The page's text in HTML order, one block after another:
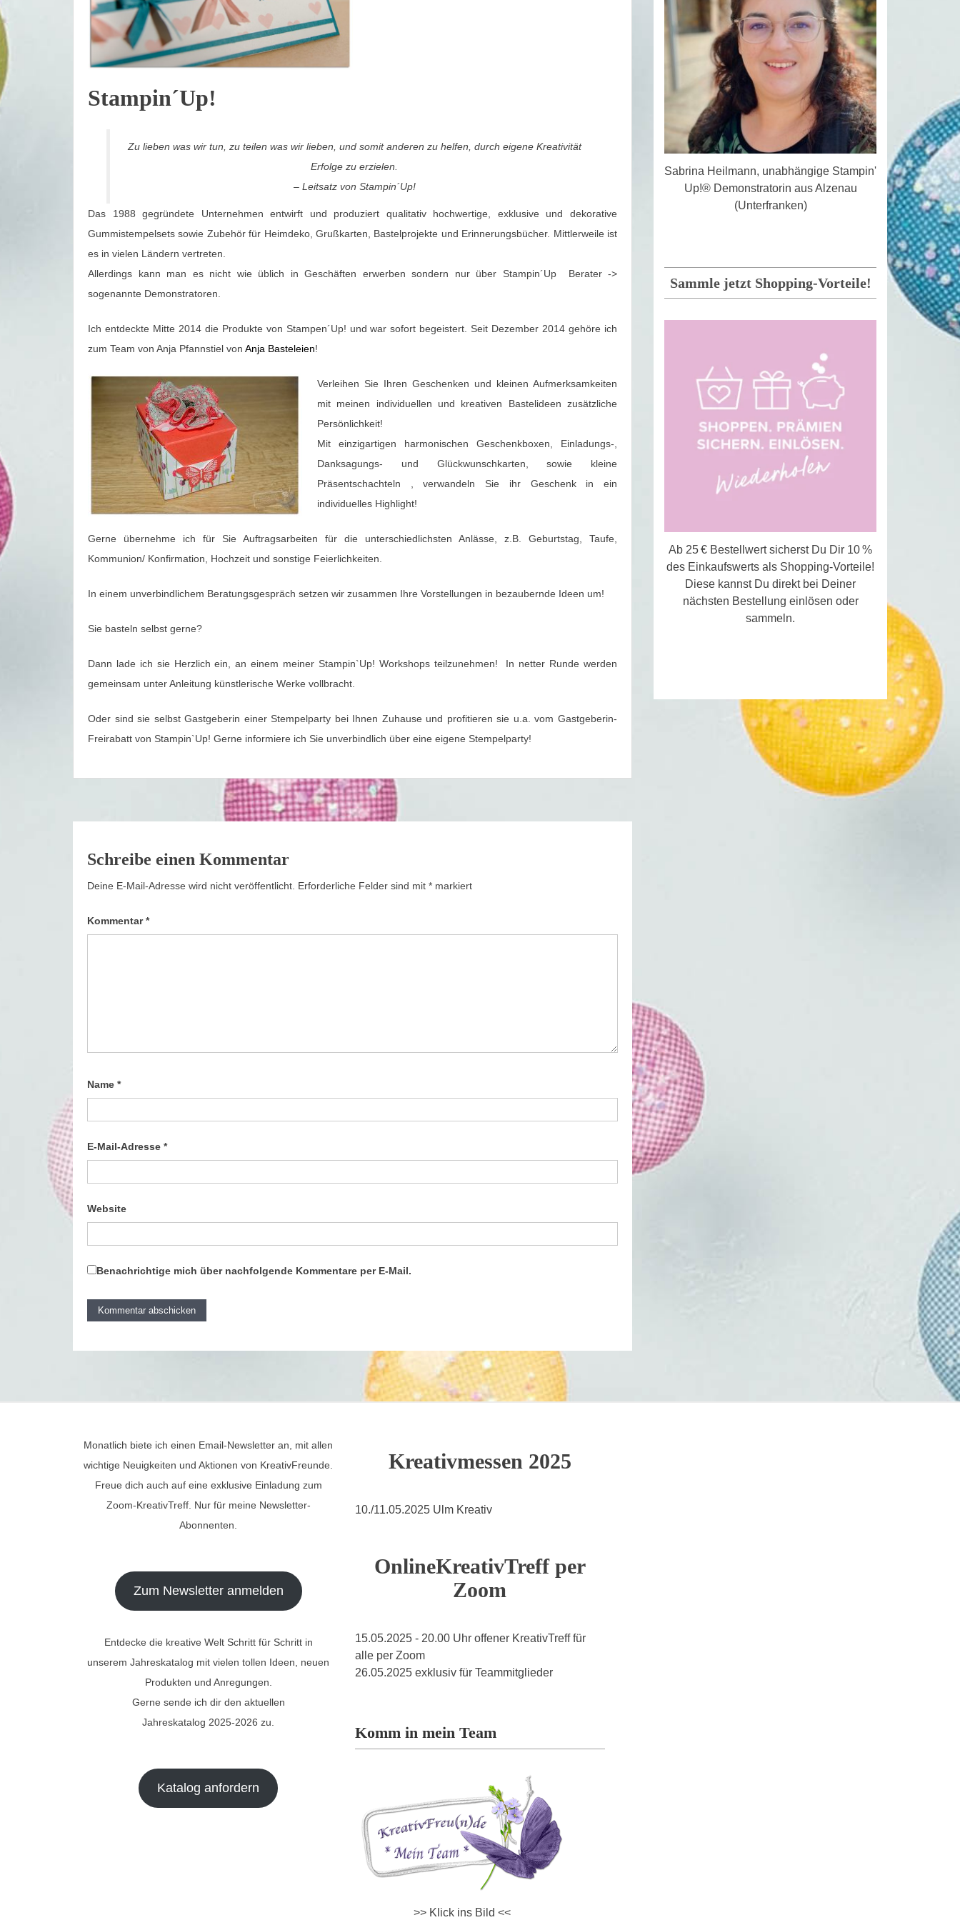
Stampin´Up!
Zu lieben was wir tun, zu teilen was wir lieben, und somit anderen zu helfen, durch eigene Kreativität
Erfolge zu erzielen.
– Leitsatz von Stampin´Up!
Das 1988 gegründete Unternehmen entwirft und produziert qualitativ hochwertige, exklusive und dekorative
Gummistempelsets sowie Zubehör für Heimdeko, Grußkarten, Bastelprojekte und Erinnerungsbücher. Mittlerweile ist
es in vielen Ländern vertreten.
Allerdings kann man es nicht wie üblich in Geschäften erwerben sondern nur über Stampin´Up Berater ->
sogenannte Demonstratoren.
Ich entdeckte Mitte 2014 die Produkte von Stampen´Up! und war sofort begeistert. Seit Dezember 2014 gehöre ich
zum Team von Anja Pfannstiel von Anja Basteleien!
Verleihen Sie Ihren Geschenken und kleinen Aufmerksamkeiten
mit meinen individuellen und kreativen Bastelideen zusätzliche
Persönlichkeit!
Mit einzigartigen harmonischen Geschenkboxen, Einladungs-,
Danksagungs- und Glückwunschkarten, sowie kleine
Präsentschachteln , verwandeln Sie ihr Geschenk in ein
individuelles Highlight!
Gerne übernehme ich für Sie Auftragsarbeiten für die unterschiedlichsten Anlässe, z.B. Geburtstag, Taufe,
Kommunion/ Konfirmation, Hochzeit und sonstige Feierlichkeiten.
In einem unverbindlichem Beratungsgespräch setzen wir zusammen Ihre Vorstellungen in bezaubernde Ideen um!
Sie basteln selbst gerne?
Dann lade ich sie Herzlich ein, an einem meiner Stampin`Up! Workshops teilzunehmen! In netter Runde werden
gemeinsam unter Anleitung künstlerische Werke vollbracht.
Oder sind sie selbst Gastgeberin einer Stempelparty bei Ihnen Zuhause und profitieren sie u.a. vom Gastgeberin-
Freirabatt von Stampin`Up! Gerne informiere ich Sie unverbindlich über eine eigene Stempelparty!
Schreibe einen Kommentar
Deine E-Mail-Adresse wird nicht veröffentlicht. Erforderliche Felder sind mit * markiert
Kommentar*
Name *
E-Mail-Adresse *
Website
Benachrichtige mich über nachfolgende Kommentare per E-Mail.
Sabrina Heilmann, unabhängige Stampin'
Up!® Demonstratorin aus Alzenau
(Unterfranken)
Sammle jetzt Shopping-Vorteile!
Ab 25 € Bestellwert sicherst Du Dir 10 %
des Einkaufswerts als Shopping-Vorteile!
Diese kannst Du direkt bei Deiner
nächsten Bestellung einlösen oder
sammeln.
Monatlich biete ich einen Email-Newsletter an, mit allen
wichtige Neuigkeiten und Aktionen von KreativFreunde.
Freue dich auch auf eine exklusive Einladung zum
Zoom-KreativTreff. Nur für meine Newsletter-
Abonnenten.
Zum Newsletter anmelden
Entdecke die kreative Welt Schritt für Schritt in
unserem Jahreskatalog mit vielen tollen Ideen, neuen
Produkten und Anregungen.
Gerne sende ich dir den aktuellen
Jahreskatalog 2025-2026 zu.
Katalog anfordern
Kreativmessen 2025
10./11.05.2025 Ulm Kreativ
OnlineKreativTreff per
Zoom
15.05.2025 - 20.00 Uhr offener KreativTreff für
alle per Zoom
26.05.2025 exklusiv für Teammitglieder
Komm in mein Team
>> Klick ins Bild <<